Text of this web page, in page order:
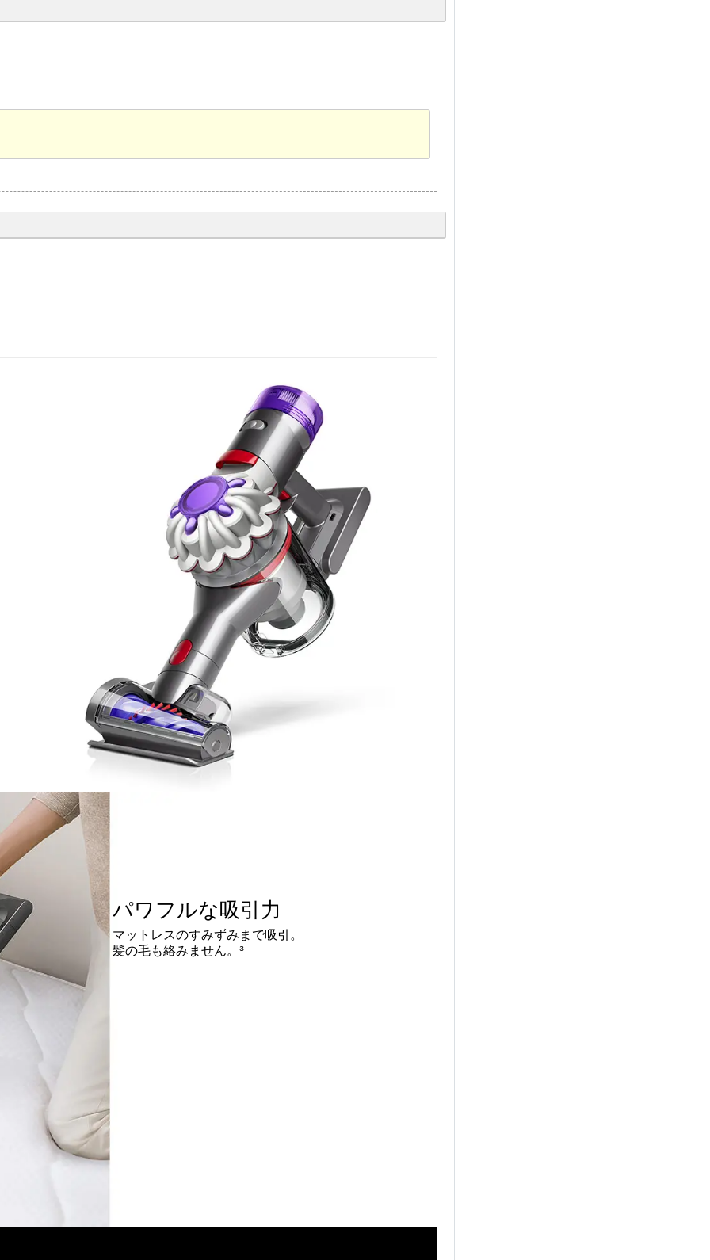
パワフルな吸引力
マットレスのすみずみまで吸引。
髪の毛も絡みません。³